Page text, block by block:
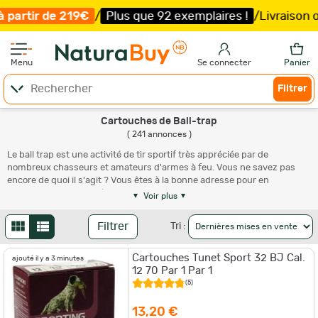
que 92 exemplaires ! /Livraison offerte et expédition
Menu Se connecter Panier
Filtrer
Cartouches de Ball-trap
( 241 annonces )
Le ball trap est une activité de tir sportif très appréciée par de
nombreux chasseurs et amateurs d'armes à feu. Vous ne savez pas
encore de quoi il s'agit ? Vous êtes à la bonne adresse pour en
apprendre plus. Vous êtes un adepte de ce sport de loisir ? Sachez que
munitions rivalisent d'imagination dans cette catégorie des cartouches
pour leball trap
. Les tireurs sportifs sont exigeants et les munitions de
ball trap doivent être notamment régulières et rapides. Vendue en boîte
de 25 unités ou en lot, notre offre est très large et comporte aussi bien
des produits fabriqués en France, chez Mary et Tunet, qu'en Italie ou en
Espagne. Si vous êtes passionné par le ball trap ou le parcours de
chasse, visitez notre rubrique dédiée aux
Voir plus
Filtrer Tri :
ajouté il y a 3 minutes
Cartouches Tunet Sport 32 BJ Cal.
12 70 Par 1 Par 1
(5)
13,20 €